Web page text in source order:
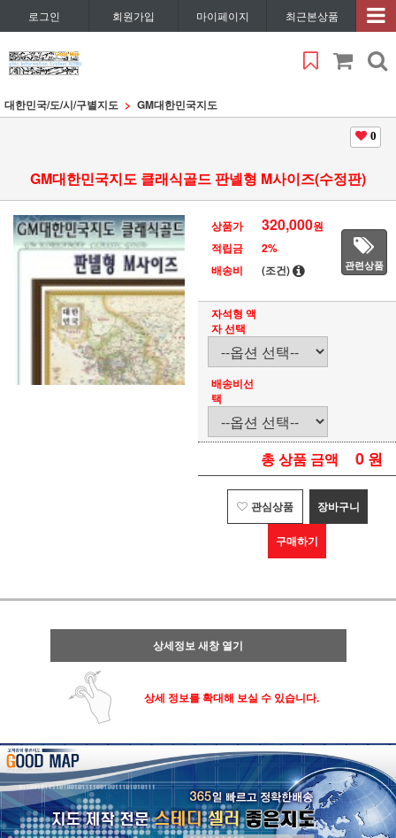
로그인 회원가입 마이페이지 최근본상품
대한민국/도/시/구별지도 GM대한민국지도
0
GM대한민국지도 클래식골드 판넬형 M사이즈(수정판)
상품가 320,000원
적립금
2%
배송비
(조건) 관련상품
자석형 액
자 선택
배송비선
택
총 상품 금액 0 원
관심상품 장바구니
구매하기
상세정보 새창 열기
상세 정보를 확대해 보실 수 있습니다.